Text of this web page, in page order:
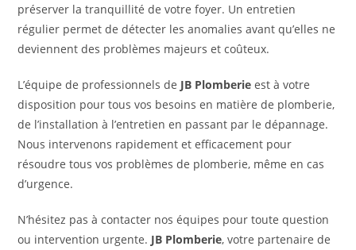
préserver la tranquillité de votre foyer. Un entretien
régulier permet de détecter les anomalies avant qu’elles ne
deviennent des problèmes majeurs et coûteux.
L’équipe de professionnels de JB Plomberie est à votre
disposition pour tous vos besoins en matière de plomberie,
de l’installation à l’entretien en passant par le dépannage.
Nous intervenons rapidement et efficacement pour
résoudre tous vos problèmes de plomberie, même en cas
d’urgence.
N’hésitez pas à contacter nos équipes pour toute question
ou intervention urgente. JB Plomberie, votre partenaire de